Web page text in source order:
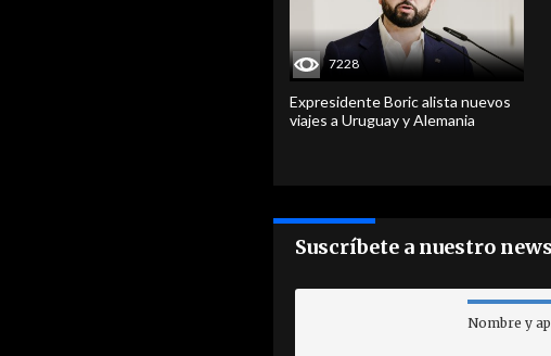
7228
Expresidente Boric alista nuevos
viajes a Uruguay y Alemania
Suscríbete a nuestro
Nombre y